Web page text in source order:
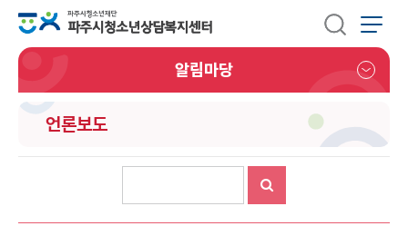
알림마당
언론보도